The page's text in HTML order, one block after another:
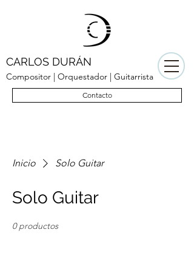
CARLOS DURÁN
Compositor | Orquestador | Guitarrista
Contacto
Inicio Solo Guitar
Solo Guitar
0 productos